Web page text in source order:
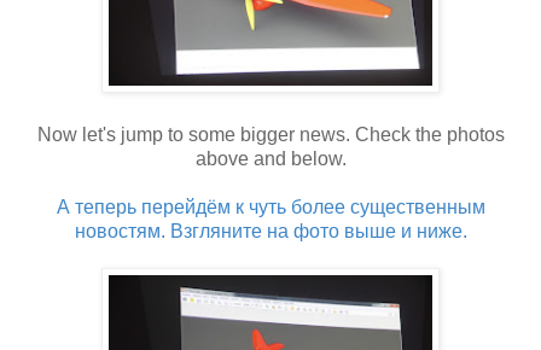
Now let's jump to some bigger news. Check the photos
above and below.
А теперь перейдём к чуть более существенным
новостям. Взгляните на фото выше и ниже.